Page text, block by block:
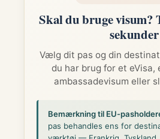
Skal du bruge visum?
sekunder
Vælg dit pas og din
du har brug for et
ambassadevisum eller
Bemærkning til EU-
pas behandles ens for